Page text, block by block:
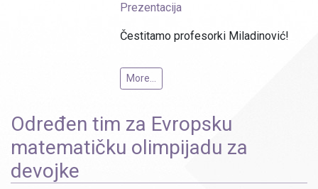
Prezentacija
Čestitamo profesorki Miladinović!
More...
Određen tim za Evropsku
matematičku olimpijadu za
devojke